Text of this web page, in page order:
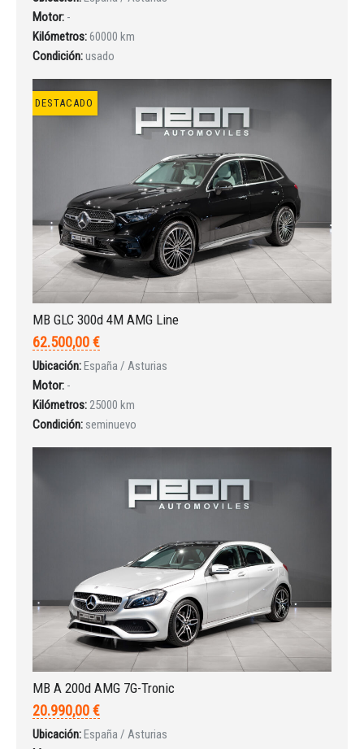
¿Ha olvidado la contraseña?
Motor: -
Kilómetros:60000 km
Condición:usado
DESTACADO
MB GLC 300d 4M AMG Line
62.500,00 €
Ubicación:España / Asturias
Motor: -
Kilómetros:25000 km
Condición: seminuevo
MB A 200d AMG 7G-Tronic
20.990,00 €
Ubicación:España / Asturias